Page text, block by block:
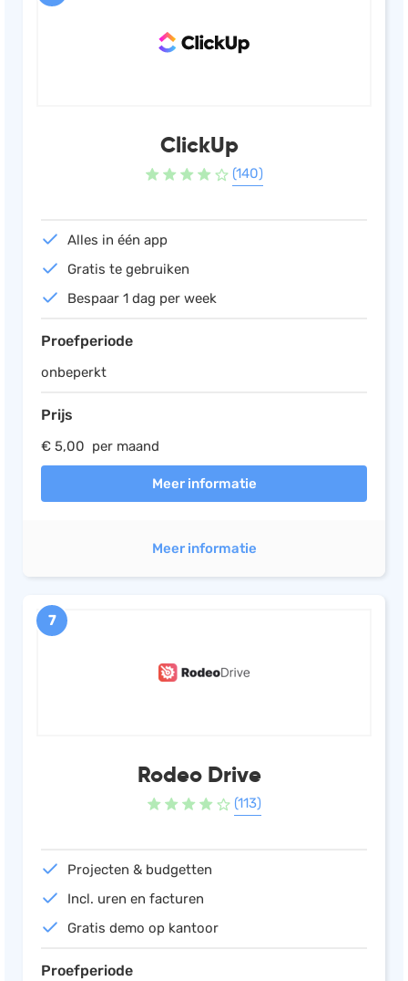
ClickUp
(140)
Alles in één app
Gratis te gebruiken
Bespaar 1 dag per week
Proefperiode
onbeperkt
Prijs
€ 5,00 per maand
Meer informatie
Meer informatie
7
Rodeo Drive
(113)
Projecten & budgetten
Incl. uren en facturen
Gratis demo op kantoor
Proefperiode